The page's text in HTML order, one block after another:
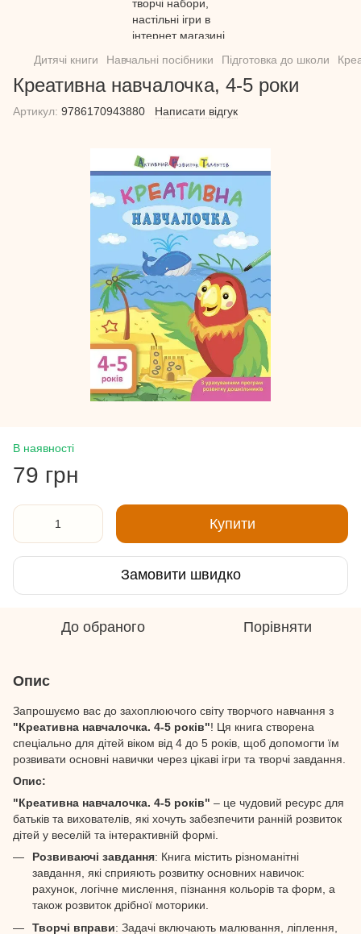
Дитячі книги Навчальні посібники Підготовка до школи
Креативна навчалочка, 4-5 роки
Артикул: 9786170943880 Написати відгук
В наявності
79 грн
Купити
Замовити швидко
До обраного Порівняти
Опис
Запрошуємо вас до захоплюючого світу творчого навчання з
"Креативна навчалочка. 4-5 років"! Ця книга створена
спеціально для дітей віком від 4 до 5 років, щоб допомогти їм
розвивати основні навички через цікаві ігри та творчі завдання.
Опис:
"Креативна навчалочка. 4-5 років" – це чудовий ресурс для
батьків та вихователів, які хочуть забезпечити ранній розвиток
дітей у веселій та інтерактивній формі.
Розвиваючі завдання: Книга містить різноманітні
завдання, які сприяють розвитку основних навичок:
рахунок, логічне мислення, пізнання кольорів та форм, а
також розвиток дрібної моторики.
Творчі вправи: Задачі включають малювання, ліплення,